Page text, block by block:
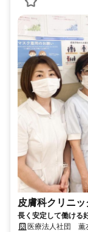
皮膚科クリニ
長く安定して働ける
医療法人社団 薫